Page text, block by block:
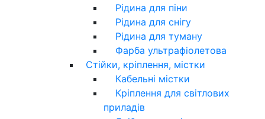
Рідина для піни
Рідина для снігу
Рідина для туману
Фарба ультрафіолетова
Стійки, кріплення, містки
Кабельні містки
Кріплення для світлових
приладів